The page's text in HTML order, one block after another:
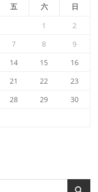
五 六
日
1
2
7 8
9
14 15
16
21 22
23
28 29
30